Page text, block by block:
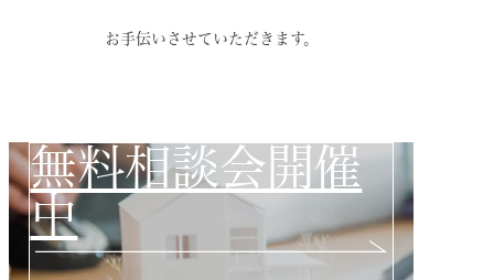
お手伝いさせていただきます。
無料相談会開催
中